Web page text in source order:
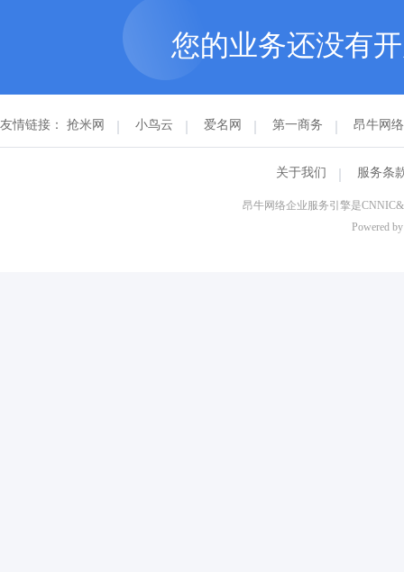
您的业务还没有
友情链接： 抢米网 小鸟云 爱名网 第一商务 昂牛网络
关于我们 服务条
昂牛网络企业服务引擎是
Powered